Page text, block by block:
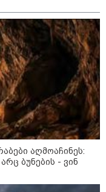
- ჯო უილსონი
2026
კრიპტოკომპანია
აღმოაჩინეს:
ბუნების - ვინ